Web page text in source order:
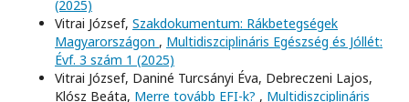
(2025)
Vitrai József, Szakdokumentum: Rákbetegségek
Magyarországon , Multidiszciplináris Egészség és Jóllét:
Évf. 3 szám 1 (2025)
Vitrai József, Daniné Turcsányi Éva, Debreczeni Lajos,
Klósz Beáta, Merre tovább EFI-k? , Multidiszciplináris